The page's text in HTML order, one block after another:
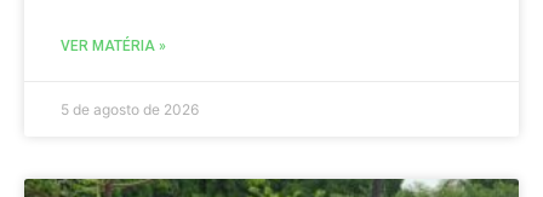
VER MATÉRIA »
5 de agosto de 2026